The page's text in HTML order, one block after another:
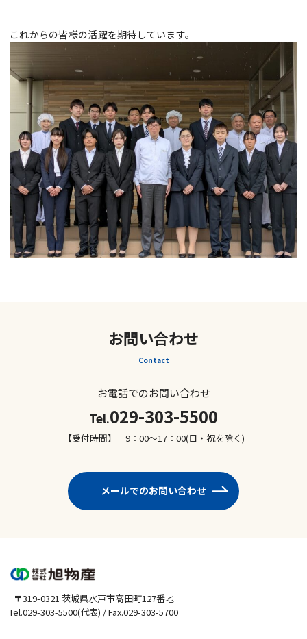
これからの皆様の活躍を期待しています。
お問い合わせ
Contact
お電話でのお問い合わせ
Tel.029-303-5500
【受付時間】 9：00～17：00(日・祝を除く)
メールでのお問い合わせ
〒319-0321 茨城県水戸市高田町127番地
Tel.029-303-5500(代表) / Fax.029-303-5700